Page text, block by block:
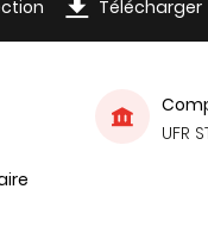
Télécharger
UFR